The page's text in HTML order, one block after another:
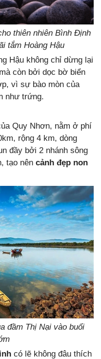
thiên nhiên Bình Định
tắm Hoàng Hậu
Hậu không chỉ dừng lại
còn bởi dọc bờ biển
vì sự bào mòn của
như trứng.
Quy Nhơn, nằm ở phí
rộng 4 km, dòng
đầy bởi 2 nhánh sông
tạo nên cảnh đẹp non
đầm Thị Nại vào buổi
có lẽ không đâu thích